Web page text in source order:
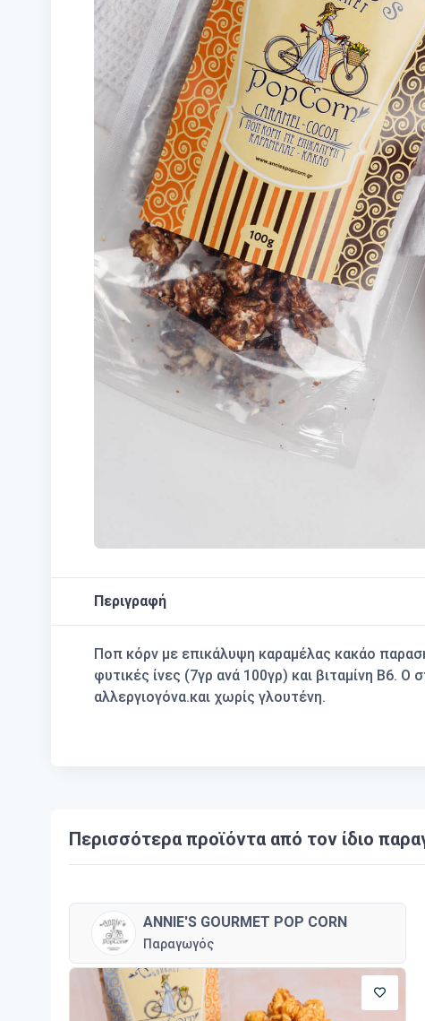
Περιγραφή
Ποπ κόρν με επικάλυψη καραμέλας κακάο
φυτικές ίνες (7γρ ανά 100γρ) και βιταμίνη Β6. Ο
αλλεργιογόνα.και χωρίς γλουτένη.
Περισσότερα προϊόντα από τον ίδιο
ANNIE'S GOURMET POP CORN
Παραγωγός